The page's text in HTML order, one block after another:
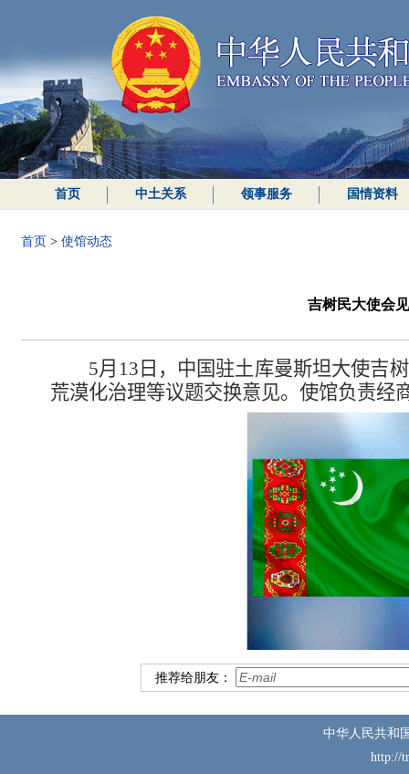
首页 中土关系 领事服务 国情资料
首页 > 使馆动态
吉树民大使会
5月 13 日，中国驻土库曼斯坦大使吉
荒漠化治理等议题交换意见。 使馆负责经
推荐给朋友：
中华人民共和
http://